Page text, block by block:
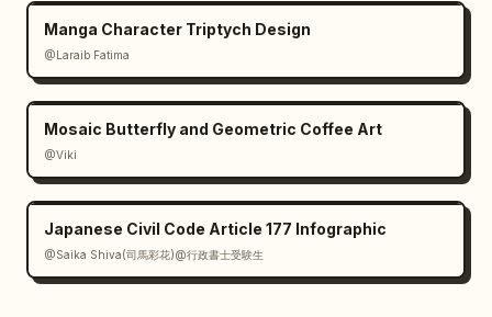
Manga Character Triptych Design
@Laraib Fatima‎
Mosaic Butterfly and Geometric Coffee Art
@Viki
Japanese Civil Code Article 177 Infographic
@Saika Shiva(司馬彩花)@行政書士受験生